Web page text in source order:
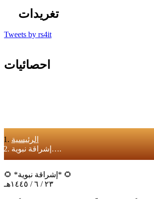
تغريدات
Tweets by rs4it
احصائيات
الرئيسية
إشراقة نبوية….
🌻 *إشراقة نبوية* 🌻
٢٣ / ٦ / ١٤٤٥هـ